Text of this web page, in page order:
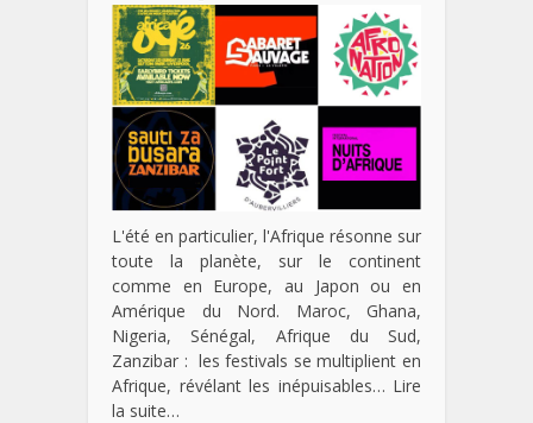
L'été en particulier, l'Afrique résonne sur
toute la planète, sur le continent
comme en Europe, au Japon ou en
Amérique du Nord. Maroc, Ghana,
Nigeria, Sénégal, Afrique du Sud,
Zanzibar : les festivals se multiplient en
Afrique, révélant les inépuisables… Lire
la suite…